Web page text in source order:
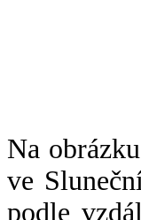
Na
ve
podle